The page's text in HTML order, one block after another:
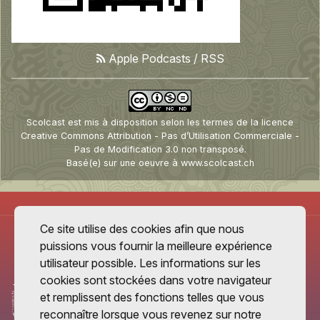
Apple Podcasts / RSS
Scolcast est mis à disposition selon les termes de la licence
Creative Commons Attribution - Pas d’Utilisation Commerciale -
Pas de Modification 3.0 non transposé.
Basé(e) sur une oeuvre à www.scolcast.ch
Ce site utilise des cookies afin que nous
puissions vous fournir la meilleure expérience
utilisateur possible. Les informations sur les
cookies sont stockées dans votre navigateur
et remplissent des fonctions telles que vous
reconnaître lorsque vous revenez sur notre